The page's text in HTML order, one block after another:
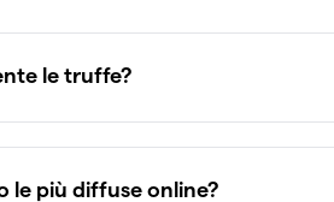
le truffe?
le più diffuse online?